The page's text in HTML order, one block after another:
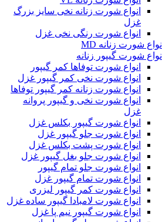
انواع شورت زنانه نخی سایز بزرگ
غزل
انواع شورت رنگی نخی غزل
انواع شورت زنانه MD
انواع شورت گیپور زنانه
انواع شورت توفاها کمر گیپور
انواع شورت نخی کمر گیپور غزل
انواع شورت زنانه کمر گیپور توفاها
انواع شورت نخی و گیپور پروانه
غزل
انواع شورت گیپور بکلس غزل
انواع شورت جلو گیپور غزل
انواع شورت پشت بکلس غزل
انواع شورت جلو بغل گیپور غزل
انواع شورت جلو تمام گیپور
انواع شورت تمام گیپور غزل
انواع شورت کمر گیپور لیزری
انواع شورت لامبادا گیپور ساده غزل
انواع شورت گیپور نیم پا غزل